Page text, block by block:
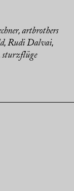
, artbrothers
, Rudi Dalvai,
sturzflüge